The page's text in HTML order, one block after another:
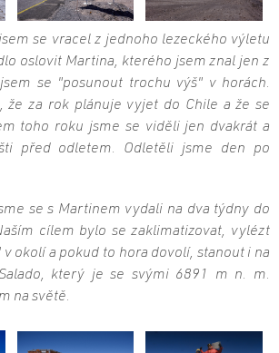
se vracel z jednoho lezeckého výletu
oslovit Martina, kterého jsem znal jen z
se "posunout trochu výš" v horách.
že za rok plánuje vyjet do Chile a že se
toho roku jsme se viděli jen dvakrát a
před odletem. Odletěli jsme den po
se s Martinem vydali na dva týdny do
cílem bylo se zaklimatizovat, vylézt
okolí a pokud to hora dovolí, stanout i na
který je se svými 6891 m n. m.
na světě.